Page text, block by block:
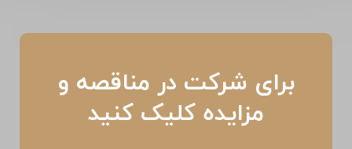
برای شرکت در مناقصه و
مزایده کلیک کنید